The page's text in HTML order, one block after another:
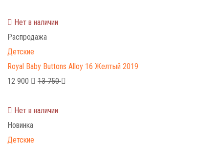
Нет в наличии
Распродажа
Детские
Royal Baby Buttons Alloy 16 Желтый 2019
12 900
13 750
Нет в наличии
Новинка
Детские